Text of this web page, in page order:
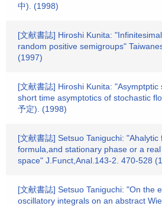
中). (1998)
[文献書誌] Hiroshi Kunita:
random positive semigroups"
(1997)
[文献書誌] Hiroshi Kunita: "Asymptptic
short time asymptotics of stochastic
予定). (1998)
[文献書誌] Setsuo Taniguchi:
formula,and stationary phase or a
space" J.Funct,Anal.143-2. 470-528
[文献書誌] Setsuo Taniguchi: "On the
oscillatory integrals on an abstract